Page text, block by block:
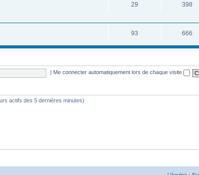
29 398
93 666
Me connecter automatiquement lors de chaque visite
actifs des 5 dernières minutes)